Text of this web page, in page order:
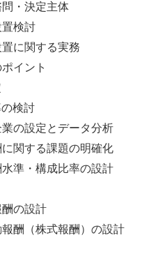
決定主体
検討
関する実務
ント
検討
設定とデータ分析
する課題の明確化
・構成比率の設計
設計
株式報酬）の設計